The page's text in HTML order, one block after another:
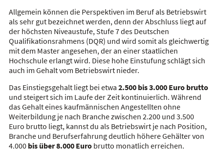
Allgemein können die Perspektiven im Beruf als Betriebswirt
als sehr gut bezeichnet werden, denn der Abschluss liegt auf
der höchsten Niveaustufe, Stufe 7 des Deutschen
Qualifikationsrahmens (DQR) und wird somit als gleichwertig
mit dem Master angesehen, der an einer staatlichen
Hochschule erlangt wird. Diese hohe Einstufung schlägt sich
auch im Gehalt vom Betriebswirt nieder.
Das Einstiegsgehalt liegt bei etwa 2.500 bis 3.000 Euro brutto
und steigert sich im Laufe der Zeit kontinuierlich. Während
das Gehalt eines kaufmännischen Angestellten ohne
Weiterbildung je nach Branche zwischen 2.200 und 3.500
Euro brutto liegt, kannst du als Betriebswirt je nach Position,
Branche und Berufserfahrung deutlich höhere Gehälter von
4.000 bis über 8.000 Eurobrutto monatlich erreichen.